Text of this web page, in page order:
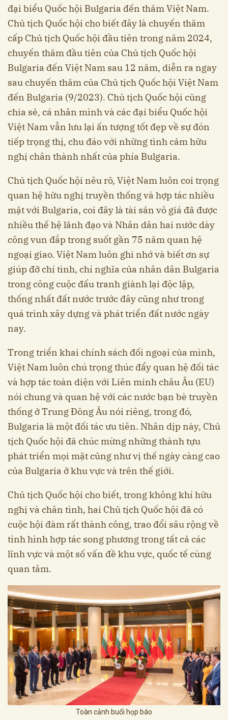
đại biểu Quốc hội Bulgaria đến thăm Việt Nam.
Chủ tịch Quốc hội cho biết đây là chuyến thăm
cấp Chủ tịch Quốc hội đầu tiên trong năm 2024,
chuyến thăm đầu tiên của Chủ tịch Quốc hội
Bulgaria đến Việt Nam sau 12 năm, diễn ra ngay
sau chuyến thăm của Chủ tịch Quốc hội Việt Nam
đến Bulgaria (9/2023). Chủ tịch Quốc hội cũng
chia sẻ, cá nhân mình và các đại biểu Quốc hội
Việt Nam vẫn lưu lại ấn tượng tốt đẹp về sự đón
tiếp trọng thị, chu đáo với những tình cảm hữu
nghị chân thành nhất của phía Bulgaria.
Chủ tịch Quốc hội nêu rõ, Việt Nam luôn coi trọng
quan hệ hữu nghị truyền thống và hợp tác nhiều
mặt với Bulgaria, coi đây là tài sản vô giá đã được
nhiều thế hệ lãnh đạo và Nhân dân hai nước dày
công vun đắp trong suốt gần 75 năm quan hệ
ngoại giao. Việt Nam luôn ghi nhớ và biết ơn sự
giúp đỡ chí tình, chí nghĩa của nhân dân Bulgaria
trong công cuộc đấu tranh giành lại độc lập,
thống nhất đất nước trước đây cũng như trong
quá trình xây dựng và phát triển đất nước ngày
nay.
Trong triển khai chính sách đối ngoại của mình,
Việt Nam luôn chú trọng thúc đẩy quan hệ đối tác
và hợp tác toàn diện với Liên minh châu Âu (EU)
nói chung và quan hệ với các nước bạn bè truyền
thống ở Trung Đông Âu nói riêng, trong đó,
Bulgaria là một đối tác ưu tiên. Nhân dịp này, Chủ
tịch Quốc hội đã chúc mừng những thành tựu
phát triển mọi mặt cũng như vị thế ngày càng cao
của Bulgaria ở khu vực và trên thế giới.
Chủ tịch Quốc hội cho biết, trong không khí hữu
nghị và chân tình, hai Chủ tịch Quốc hội đã có
cuộc hội đàm rất thành công, trao đổi sâu rộng về
tình hình hợp tác song phương trong tất cả các
lĩnh vực và một số vấn đề khu vực, quốc tế cùng
quan tâm.
Toàn cảnh buổi họp báo